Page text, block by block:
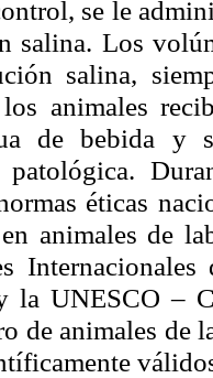
se le
salina. Los
salina,
los animales
de bebida y
patológica.
éticas
animales de
la UNESCO –
de animales de